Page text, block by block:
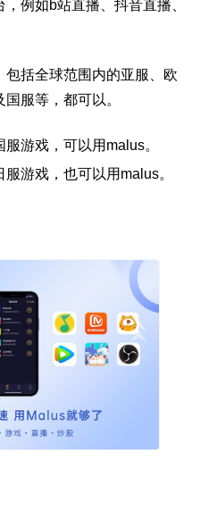
例如b站直播、抖音直播、
包括全球范围内的亚服、欧
服等，都可以。
游戏，可以用malus。
游戏，也可以用malus。